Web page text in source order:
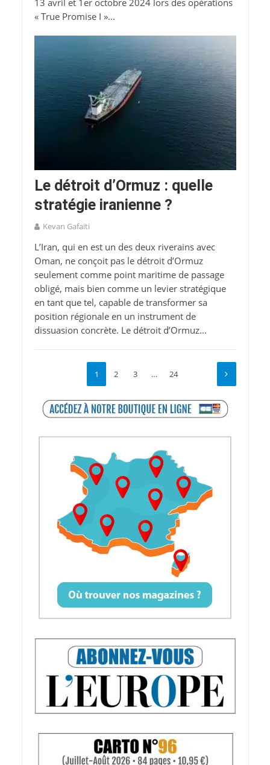
« True Promise I »...
Le détroit d’Ormuz : quelle
stratégie iranienne ?
Kevan Gafaïti
L’Iran, qui en est un des deux riverains avec
Oman, ne conçoit pas le détroit d’Ormuz
seulement comme point maritime de passage
obligé, mais bien comme un levier stratégique
en tant que tel, capable de transformer sa
position régionale en un instrument de
dissuasion concrète. Le détroit d’Ormuz...
1 2 3 … 24